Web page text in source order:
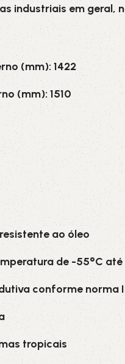
industriais em geral,
(mm): 1422
(mm): 1510
ao óleo
de -55°C até
conforme norma
tropicais